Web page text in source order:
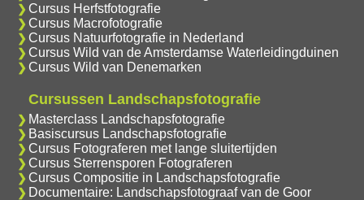
Cursus Herfstfotografie
Cursus Macrofotografie
Cursus Natuurfotografie in Nederland
Cursus Wild van de Amsterdamse Waterleidingduinen
Cursus Wild van Denemarken
Cursussen Landschapsfotografie
Masterclass Landschapsfotografie
Basiscursus Landschapsfotografie
Cursus Fotograferen met lange sluitertijden
Cursus Sterrensporen Fotograferen
Cursus Compositie in Landschapsfotografie
Documentaire: Landschapsfotograaf van de Goor